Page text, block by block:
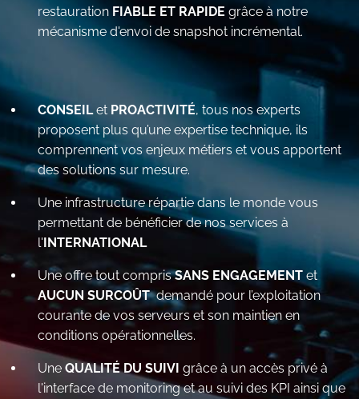
restauration FIABLE ET RAPIDE grâce à notre
mécanisme d'envoi de snapshot incrémental.
CONSEILet PROACTIVITÉ, tous nos experts
proposent plus qu’une expertise technique, ils
comprennent vos enjeux métiers et vous apportent
des solutions sur mesure.
Une infrastructure répartie dans le monde vous
permettant de bénéficier de nos services à
l'INTERNATIONAL
Une offre tout comprisSANS ENGAGEMENT et
AUCUN SURCOÛTdemandé pour l’exploitation
courante de vos serveurs et son maintien en
conditions opérationnelles.
Une QUALITÉ DU SUIVI grâce à un accès privé à
l'interface de monitoring et au suivi des KPI ainsi que